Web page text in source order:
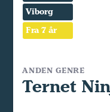
Viborg
Fra 7 år
ANDEN GENRE
Ternet